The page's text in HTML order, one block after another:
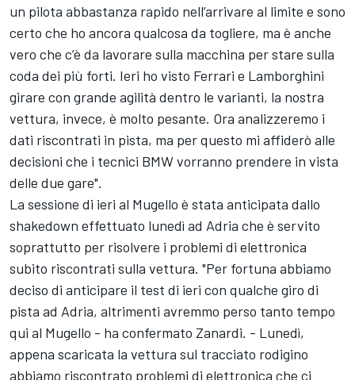
un pilota abbastanza rapido nell’arrivare al limite e sono
certo che ho ancora qualcosa da togliere, ma è anche
vero che c’è da lavorare sulla macchina per stare sulla
coda dei più forti. Ieri ho visto Ferrari e Lamborghini
girare con grande agilità dentro le varianti, la nostra
vettura, invece, è molto pesante. Ora analizzeremo i
dati riscontrati in pista, ma per questo mi affiderò alle
decisioni che i tecnici BMW vorranno prendere in vista
delle due gare".
La sessione di ieri al Mugello è stata anticipata dallo
shakedown effettuato lunedì ad Adria che è servito
soprattutto per risolvere i problemi di elettronica
subito riscontrati sulla vettura. "Per fortuna abbiamo
deciso di anticipare il test di ieri con qualche giro di
pista ad Adria, altrimenti avremmo perso tanto tempo
qui al Mugello - ha confermato Zanardi. - Lunedì,
appena scaricata la vettura sul tracciato rodigino
abbiamo riscontrato problemi di elettronica che ci